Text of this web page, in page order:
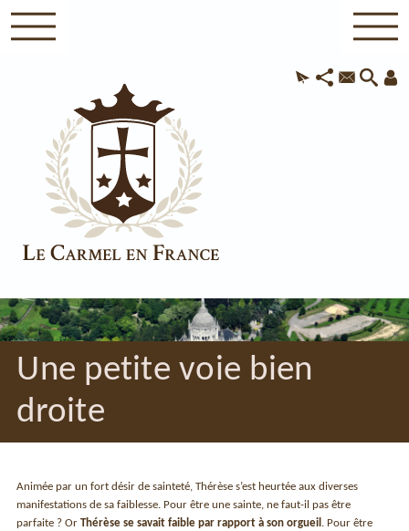
Une petite voie bien
droite
Animée par un fort désir de sainteté, Thérèse s’est heurtée aux diverses
manifestations de sa faiblesse. Pour être une sainte, ne faut-il pas être
parfaite ? OrThérèse se savait faible par rapport à son orgueil . Pour être